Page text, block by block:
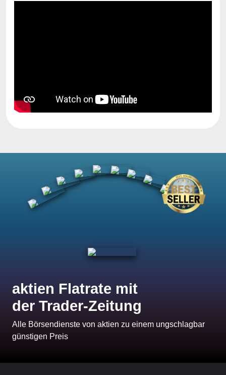
aktien Flatrate mit
der Trader-Zeitung
Alle Börsendienste von aktien zu einem ungschlagbar
günstigen Preis